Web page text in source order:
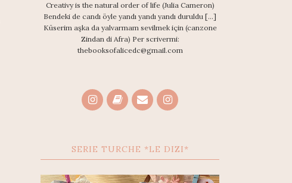
Creativy is the natural order of life (Julia Cameron)
Bendeki de candı öyle yandı yandı yandı duruldu [...]
Küserim aşka da yalvarmam sevilmek için (canzone
Zindan di Afra) Per scrivermi:
thebooksofalicedc@gmail.com
SERIE TURCHE *LE DIZI*